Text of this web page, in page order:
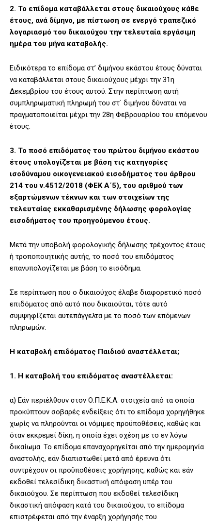
2. Το επίδομα καταβάλλεται στους δικαιούχους κάθε
έτους, ανά δίμηνο, με πίστωση σε ενεργό τραπεζικό
λογαριασμό του δικαιούχου την τελευταία εργάσιμη
ημέρα του μήνα καταβολής.
Ειδικότερα το επίδομα στ’ διμήνου εκάστου έτους δύναται
να καταβάλλεται στους δικαιούχους μέχρι την 31η
Δεκεμβρίου του έτους αυτού. Στην περίπτωση αυτή
συμπληρωματική πληρωμή του στ΄ διμήνου δύναται να
πραγματοποιείται μέχρι την 28η Φεβρουαρίου του επόμενου
έτους.
3. Το ποσό επιδόματος του πρώτου διμήνου εκάστου
έτους υπολογίζεται με βάση τις κατηγορίες
ισοδύναμου οικογενειακού εισοδήματος του άρθρου
214 του ν.4512/2018 (ΦΕΚ Α΄5), του αριθμού των
εξαρτώμενων τέκνων και των στοιχείων της
τελευταίας εκκαθαρισμένης δήλωσης φορολογίας
εισοδήματος του προηγούμενου έτους.
Μετά την υποβολή φορολογικής δήλωσης τρέχοντος έτους
ή τροποποιητικής αυτής, το ποσό του επιδόματος
επανυπολογίζεται με βάση το εισόδημα.
Σε περίπτωση που ο δικαιούχος έλαβε διαφορετικό ποσό
επιδόματος από αυτό που δικαιούται, τότε αυτό
συμψηφίζεται αυτεπάγγελτα με το ποσό των επόμενων
πληρωμών.
Η καταβολή επιδόματος Παιδιού αναστέλλεται;
1. Η καταβολή του επιδόματος αναστέλλεται:
α) Εάν περιέλθουν στον Ο.Π.Ε.Κ.Α. στοιχεία από τα οποία
προκύπτουν σοβαρές ενδείξεις ότι το επίδομα χορηγήθηκε
χωρίς να πληρούνται οι νόμιμες προϋποθέσεις, καθώς και
όταν εκκρεμεί δίκη, η οποία έχει σχέση με το εν λόγω
δικαίωμα. Το επίδομα επαναχορηγείται από την ημερομηνία
αναστολής, εάν διαπιστωθεί μετά από έρευνα ότι
συντρέχουν οι προϋποθέσεις χορήγησης, καθώς και εάν
εκδοθεί τελεσίδικη δικαστική απόφαση υπέρ του
δικαιούχου. Σε περίπτωση που εκδοθεί τελεσίδικη
δικαστική απόφαση κατά του δικαιούχου, το επίδομα
επιστρέφεται από την έναρξη χορήγησής του.